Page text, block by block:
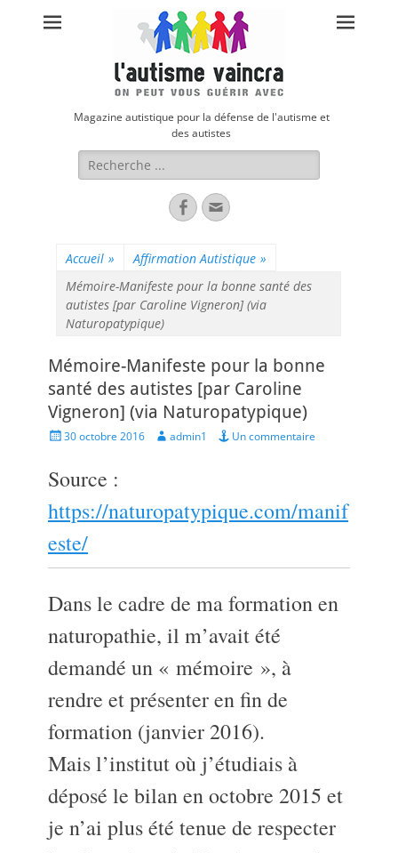
Magazine autistique pour la défense de l'autisme et
des autistes
Rechercher :
FacebookAdresse
de
Accueil » Affirmation Autistique »
Mémoire-Manifeste pour la bonne santé des
autistes [par Caroline Vigneron] (via
Naturopatypique)
Mémoire-Manifeste pour la bonne
santé des autistes [par Caroline
Vigneron] (via Naturopatypique)
Posted30 octobre 2016 Author
admin1 Un commentaire
Source :
https://naturopatypique.com/manif
este/
Dans le cadre de ma formation en
naturopathie, il m’avait été
demandé un « mémoire », à
rendre et présenter en fin de
formation (janvier 2016).
Mais l’institut où j’étudiais à
déposé le bilan en octobre 2015 et
je n’ai plus été tenue de respecter